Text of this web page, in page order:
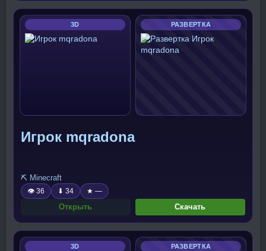
3D РАЗВЕРТКА
Игрок mqradona
⛏️ Minecraft
👁 36 ⬇ 34 ★ —
Открыть Скачать
3D РАЗВЕРТКА